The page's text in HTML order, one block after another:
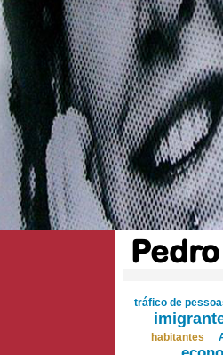
tráfico de
habitantes